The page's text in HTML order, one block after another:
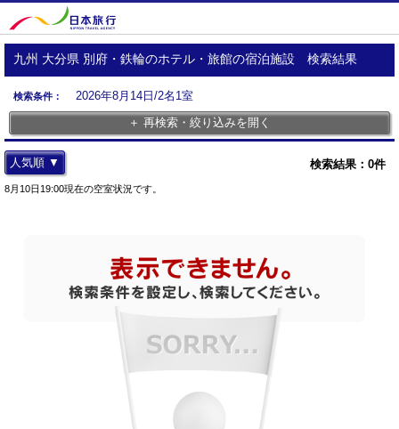
九州 大分県 別府・鉄輪のホテル・旅館の宿泊施設 検索結果
検索条件：
2026年8月14日/2名1室
＋ 再検索・絞り込みを開く
検索結果： 0件
人気順 ▼
8月10日19:00現在の空室状況です。